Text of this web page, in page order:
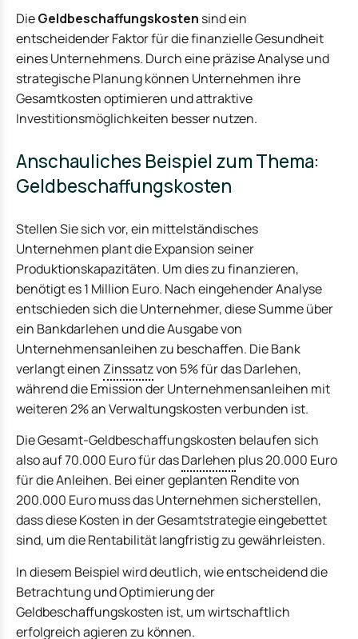
DieGeldbeschaffungskosten sind ein
entscheidender Faktor für die finanzielle Gesundheit
eines Unternehmens. Durch eine präzise Analyse und
strategische Planung können Unternehmen ihre
Gesamtkosten optimieren und attraktive
Investitionsmöglichkeiten besser nutzen.
Anschauliches Beispiel zum Thema:
Geldbeschaffungskosten
Stellen Sie sich vor, ein mittelständisches
Unternehmen plant die Expansion seiner
Produktionskapazitäten. Um dies zu finanzieren,
benötigt es 1 Million Euro. Nach eingehender Analyse
entschieden sich die Unternehmer, diese Summe über
ein Bankdarlehen und die Ausgabe von
Unternehmensanleihen zu beschaffen. Die Bank
verlangt einen Zinssatzvon 5% für das Darlehen,
während die Emission der Unternehmensanleihen mit
weiteren 2% an Verwaltungskosten verbunden ist.
Die Gesamt-Geldbeschaffungskosten belaufen sich
also auf 70.000 Euro für dasDarlehen plus 20.000 Euro
für die Anleihen. Bei einer geplanten Rendite von
200.000 Euro muss das Unternehmen sicherstellen,
dass diese Kosten in der Gesamtstrategie eingebettet
sind, um die Rentabilität langfristig zu gewährleisten.
In diesem Beispiel wird deutlich, wie entscheidend die
Betrachtung und Optimierung der
Geldbeschaffungskosten ist, um wirtschaftlich
erfolgreich agieren zu können.